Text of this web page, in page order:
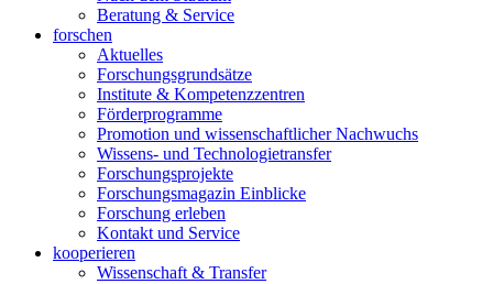
Beratung & Service
forschen
Aktuelles
Forschungsgrundsätze
Institute & Kompetenzzentren
Förderprogramme
Promotion und wissenschaftlicher Nachwuchs
Wissens- und Technologietransfer
Forschungsprojekte
Forschungsmagazin Einblicke
Forschung erleben
Kontakt und Service
kooperieren
Wissenschaft & Transfer